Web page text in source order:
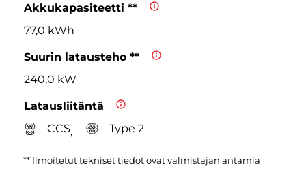
Akkukapasiteetti **
77,0 kWh
Suurin latausteho **
240,0 kW
Latausliitäntä
CCS, Type 2
** Ilmoitetut tekniset tiedot ovat valmistajan antamia